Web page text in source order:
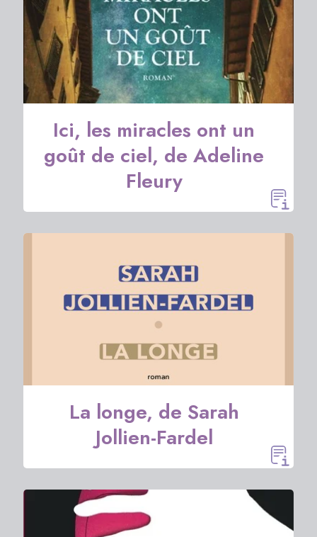
Ici, les miracles ont un
goût de ciel, de Adeline
Fleury
La longe, de Sarah
Jollien-Fardel